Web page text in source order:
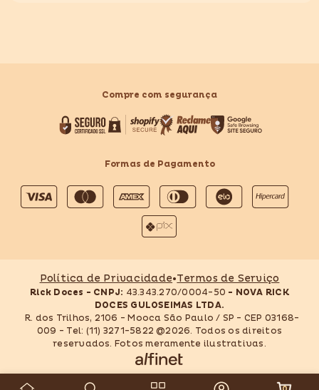
Compre com segurança
Formas de Pagamento
Formas
pagamento
Política de Privacidade•Termos de Serviço
Rick Doces - CNPJ: 43.343.270/0004-50 - NOVA RICK
DOCES GULOSEIMAS LTDA.
R. dos Trilhos, 2106 - Mooca São Paulo / SP - CEP 03168-
009 - Tel: (11) 3271-5822 @2026. Todos os direitos
reservados. Fotos meramente ilustrativas.